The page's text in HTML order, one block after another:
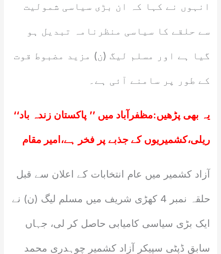
انہوں نے کہا کہ ان بڑی سیاسی شمولیت
سے حلقے کا سیاسی منظرنامہ تبدیل ہو
گیا ہے اور مسلم لیگ (ن) مزید مضبوط قوت
کے طور پر سامنے آئی ہے۔
یہ بھی پڑھیں:مظفرآباد میں ’’ پاکستان زندہ باد‘‘
ریلی،کشمیریوں کے جذبے پر فخر ہے،امیر مقام
آزاد کشمیر میں عام انتخابات کے اعلان سے قبل
حلقہ نمبر 4 کھڑی شریف میں مسلم لیگ (ن) نے
ایک بڑی سیاسی کامیابی حاصل کر لی، جہاں
سابق ڈپٹی سپیکر آزاد کشمیر چوہدری محمد